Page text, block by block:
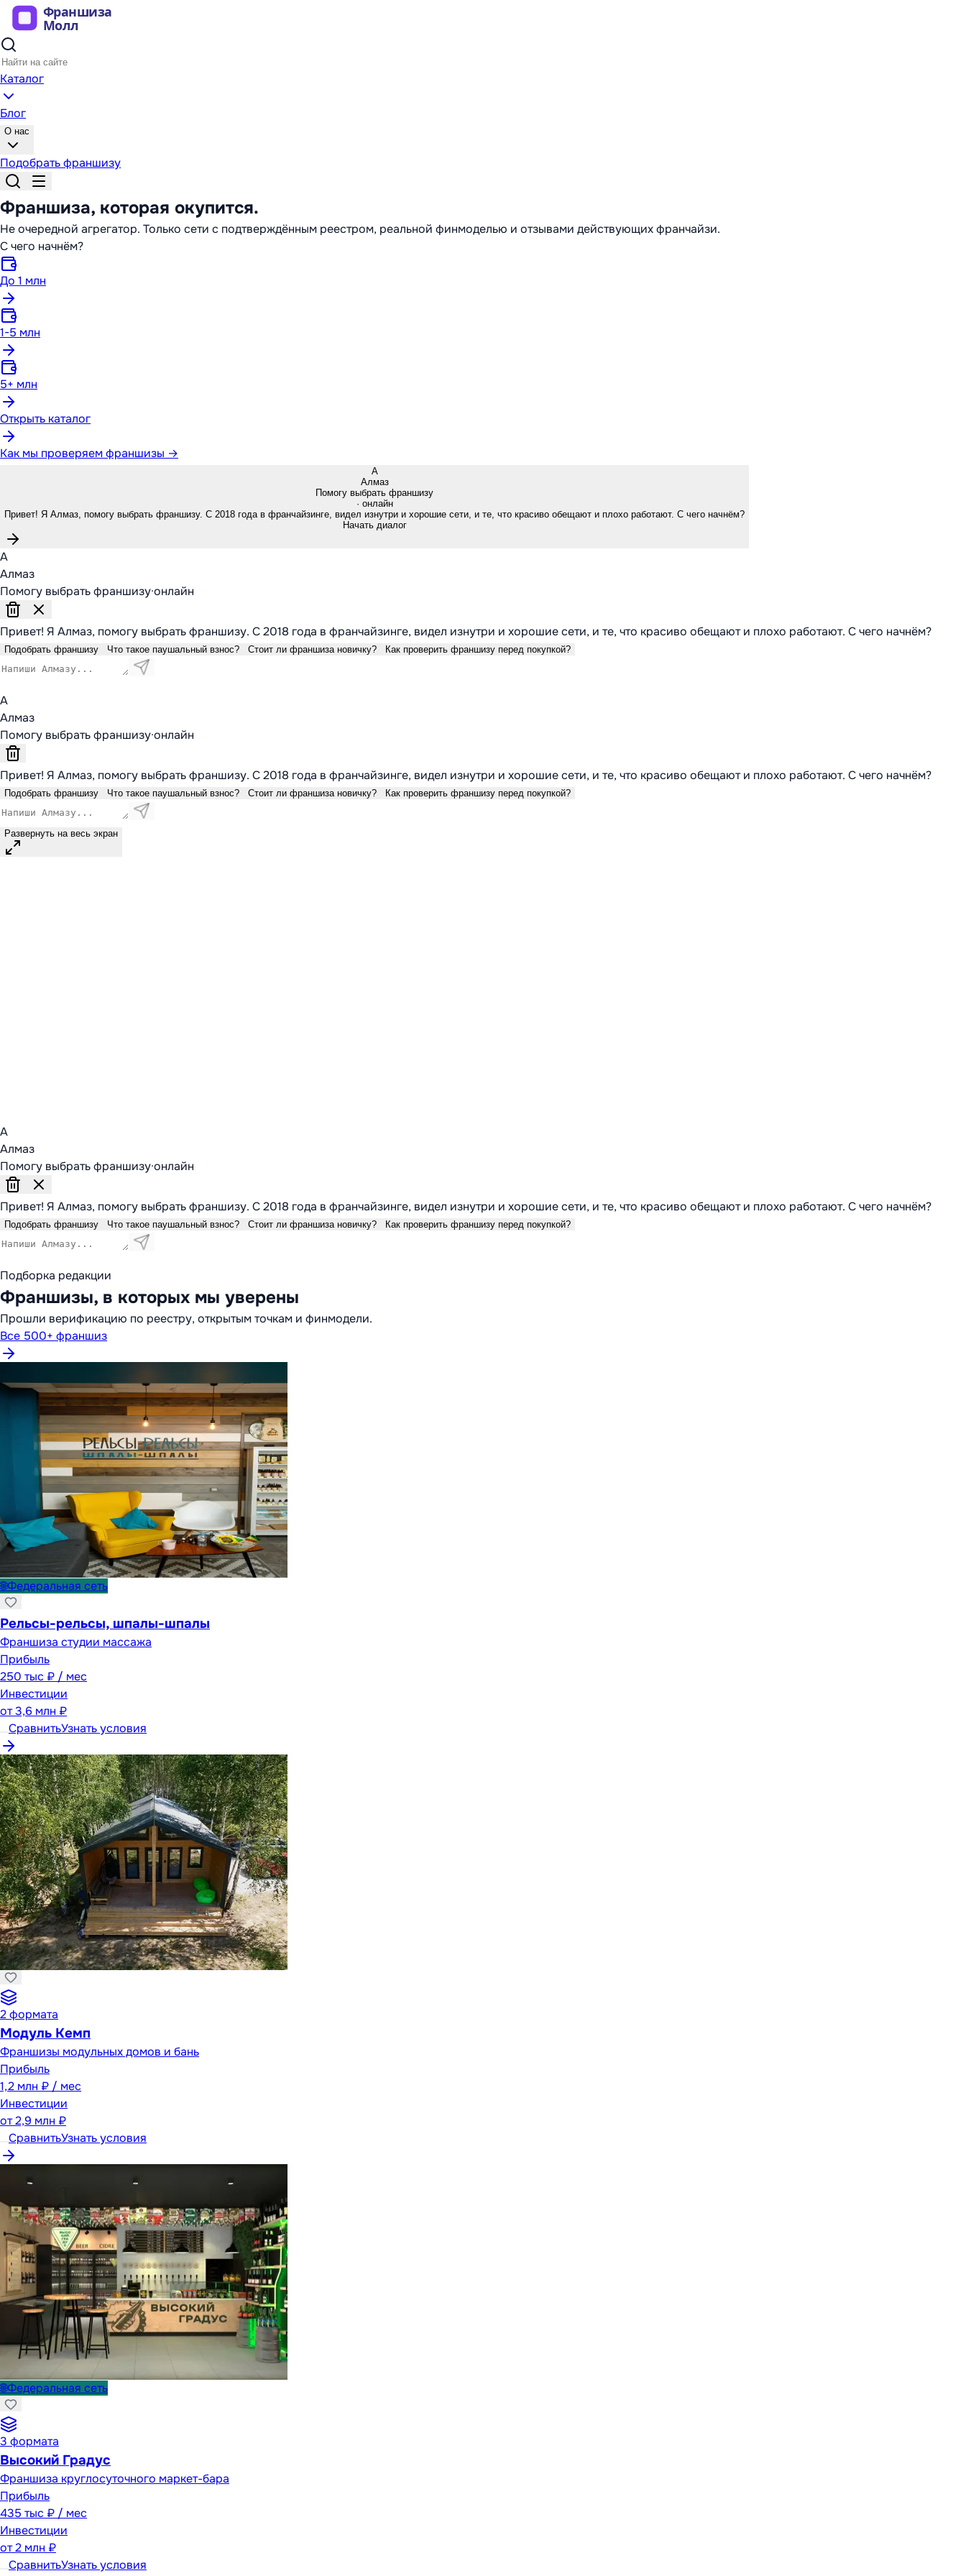
Каталог
Блог
О нас
Подобрать франшизу
Франшиза, которая окупится.
Не очередной агрегатор. Только сети с подтверждённым реестром, реальной финмоделью и отзывами действующих франчайзи.
С чего начнём?
До 1 млн
1-5 млн
5+ млн
Открыть каталог
Как мы проверяем франшизы →
А
Алмаз
Помогу выбрать франшизу
· онлайн
Привет! Я Алмаз, помогу выбрать франшизу. С 2018 года в франчайзинге, видел изнутри и хорошие сети, и те, что красиво обещают и плохо работают. С чего начнём?
Начать диалог
А
Алмаз
Помогу выбрать франшизу·онлайн
Привет! Я Алмаз, помогу выбрать франшизу. С 2018 года в франчайзинге, видел изнутри и хорошие сети, и те, что красиво обещают и плохо работают. С чего начнём?
Подобрать франшизу Что такое паушальный взнос? Стоит ли франшиза новичку? Как проверить франшизу перед покупкой?
А
Алмаз
Помогу выбрать франшизу·онлайн
Привет! Я Алмаз, помогу выбрать франшизу. С 2018 года в франчайзинге, видел изнутри и хорошие сети, и те, что красиво обещают и плохо работают. С чего начнём?
Подобрать франшизу Что такое паушальный взнос? Стоит ли франшиза новичку? Как проверить франшизу перед покупкой?
Развернуть на весь экран
А
Алмаз
Помогу выбрать франшизу·онлайн
Привет! Я Алмаз, помогу выбрать франшизу. С 2018 года в франчайзинге, видел изнутри и хорошие сети, и те, что красиво обещают и плохо работают. С чего начнём?
Подобрать франшизу Что такое паушальный взнос? Стоит ли франшиза новичку? Как проверить франшизу перед покупкой?
Подборка редакции
Франшизы, в которых мы уверены
Прошли верификацию по реестру, открытым точкам и финмодели.
Все 500+ франшиз
🌐Федеральная сеть
Рельсы-рельсы, шпалы-шпалы
Франшиза студии массажа
Прибыль
250 тыс ₽ / мес
Инвестиции
от3,6 млн ₽
СравнитьУзнать условия
2формата
Модуль Кемп
Франшизы модульных домов и бань
Прибыль
1,2 млн ₽ / мес
Инвестиции
от2,9 млн ₽
СравнитьУзнать условия
🌐Федеральная сеть
3 формата
Высокий Градус
Франшиза круглосуточного маркет-бара
Прибыль
435 тыс ₽ / мес
Инвестиции
от2 млн ₽
СравнитьУзнать условия